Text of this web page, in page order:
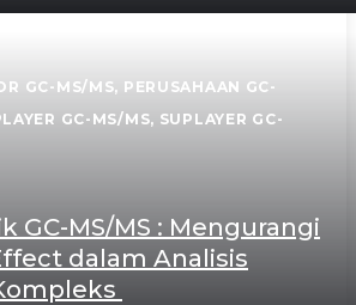
GC-MS/MS, PERUSAHAAN GC-
GC-MS/MS, SUPLAYER GC-
GC-MS/MS : Mengurangi
dalam Analisis